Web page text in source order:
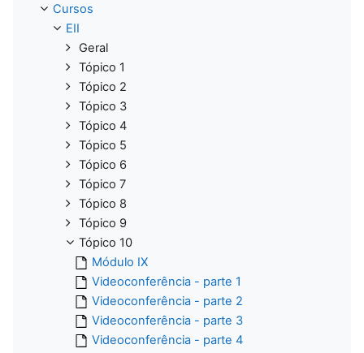
Cursos
EII
Geral
Tópico 1
Tópico 2
Tópico 3
Tópico 4
Tópico 5
Tópico 6
Tópico 7
Tópico 8
Tópico 9
Tópico 10
Módulo IX
Videoconferência - parte 1
Videoconferência - parte 2
Videoconferência - parte 3
Videoconferência - parte 4